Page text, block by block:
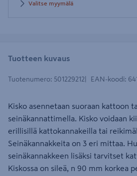
Valitse myymälä
Tuotteen kuvaus
Tuotenumero: 501229212 EAN-koodi:
Kisko asennetaan suoraan kattoon
seinäkannattimella. Kisko voidaan
erillisillä kattokannakeilla tai
Seinäkannakkeita on 3 eri mittaa.
seinäkannakkeen lisäksi tarvitset
Kiskossa on sileä, n 90 mm korkea